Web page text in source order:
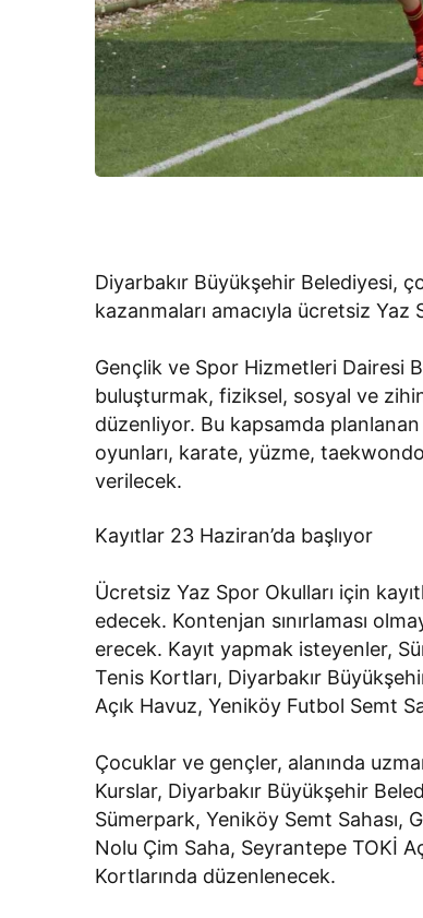
Diyarbakır Büyükşehir Belediyesi,
kazanmaları amacıyla ücretsiz Yaz
Gençlik ve Spor Hizmetleri Dairesi
buluşturmak, fiziksel, sosyal ve
düzenliyor. Bu kapsamda
oyunları, karate, yüzme,
verilecek.
Kayıtlar 23 Haziran’da başlıyor
Ücretsiz Yaz Spor Okulları için
edecek. Kontenjan sınırlaması
erecek. Kayıt yapmak isteyenler,
Tenis Kortları, Diyarbakır
Açık Havuz, Yeniköy Futbol Semt
Çocuklar ve gençler, alanında
Kurslar, Diyarbakır Büyükşehir
Sümerpark, Yeniköy Semt Sahası,
Nolu Çim Saha, Seyrantepe TOKİ
Kortlarında düzenlenecek.